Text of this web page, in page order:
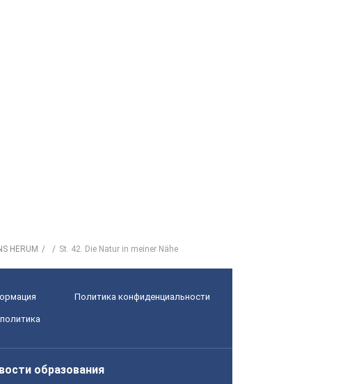
HERUM St. 42. Die Natur in meiner Nähe
Политика конфиденциальности
образования